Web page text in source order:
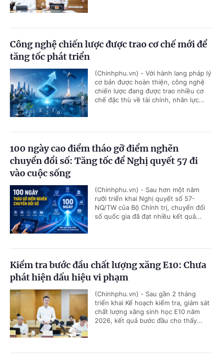
Công nghệ chiến lược được trao cơ chế mới để
tăng tốc phát triển
(Chinhphu.vn) - Với hành lang pháp lý
cơ bản được hoàn thiện, công nghệ
chiến lược đang được trao nhiều cơ
chế đặc thù về tài chính, nhân lực...
100 ngày cao điểm tháo gỡ điểm nghẽn
chuyển đổi số: Tăng tốc để Nghị quyết 57 đi
vào cuộc sống
(Chinhphu.vn) - Sau hơn một năm
rưỡi triển khai Nghị quyết số 57-
NQ/TW của Bộ Chính trị, chuyển đổi
số quốc gia đã đạt nhiều kết quả...
Kiểm tra bước đầu chất lượng xăng E10: Chưa
phát hiện dấu hiệu vi phạm
(Chinhphu.vn) - Sau gần 2 tháng
triển khai Kế hoạch kiểm tra, giám sát
chất lượng xăng sinh học E10 năm
2026, kết quả bước đầu cho thấy...